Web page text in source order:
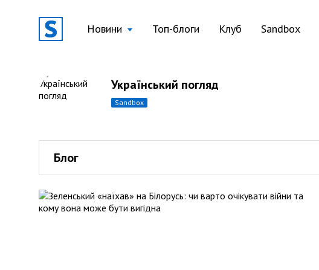
Новини Топ-блоги Клуб Sandbox
Український погляд
sandbox
Блог